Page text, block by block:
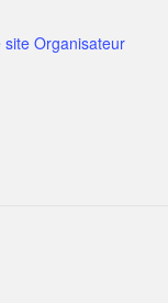
site Organisateur